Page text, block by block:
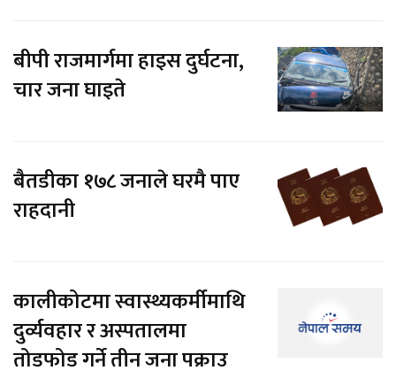
बीपी राजमार्गमा हाइस दुर्घटना,
चार जना घाइते
बैतडीका १७८ जनाले घरमै पाए
राहदानी
कालीकोटमा स्वास्थ्यकर्मीमाथि
दुर्व्यवहार र अस्पतालमा
तोडफोड गर्ने तीन जना पक्राउ